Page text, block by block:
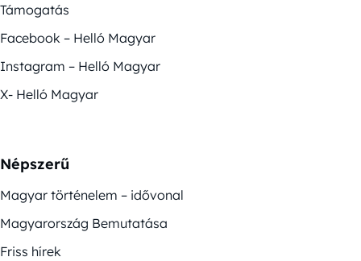
Támogatás
Facebook – Helló Magyar
Instagram – Helló Magyar
X- Helló Magyar
Népszerű
Magyar történelem – idővonal
Magyarország Bemutatása
Friss hírek